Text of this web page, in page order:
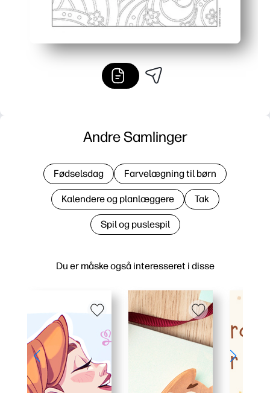
Du er måske også interesseret i disse
Andre Samlinger
Fødselsdag Farvelægning til børn
Kalendere og planlæggere Tak
Spil og puslespil